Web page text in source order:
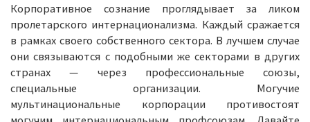
Корпоративное сознание проглядывает за ликом
пролетарского интернационализма. Каждый сражается
в рамках своего собственного сектора. В лучшем случае
они связываются с подобными же секторами в других
странах — через профессиональные союзы,
специальные организации. Могучие
мультинациональные корпорации противостоят